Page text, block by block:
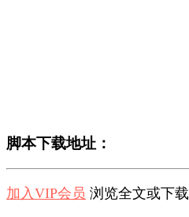
脚本下载地址：
加入VIP会员 浏览全文或下载